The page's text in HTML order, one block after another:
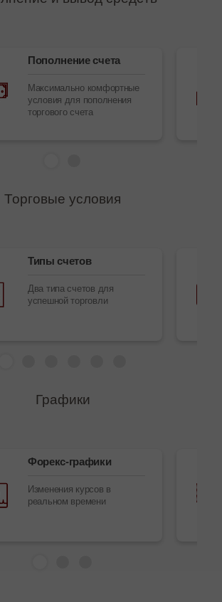
Пополнение счета
Максимально комфортные
условия для пополнения
торгового счета
Торговые условия
Типы счетов
Два типа счетов для
успешной торговли
Графики
Форекс-графики
Изменения курсов в
реальном времени